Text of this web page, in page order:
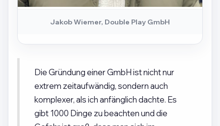
Jakob Wiemer, Double Play GmbH
Die Gründung einer GmbH ist nicht nur
extrem zeitaufwändig, sondern auch
komplexer, als ich anfänglich dachte. Es
gibt 1000 Dinge zu beachten und die